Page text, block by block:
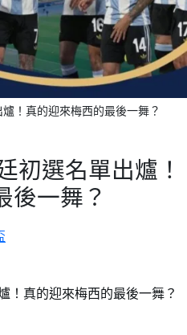
！真的迎來梅西的最後一舞？
初選名單出爐！
後一舞？
！真的迎來梅西的最後一舞？